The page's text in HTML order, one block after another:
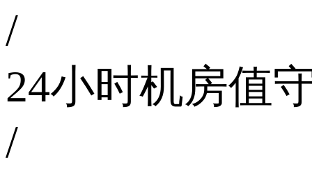
/
24小时机房值
/